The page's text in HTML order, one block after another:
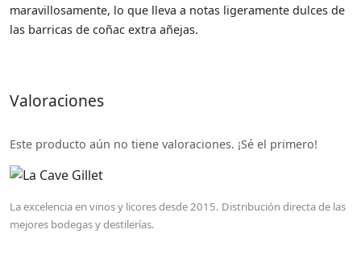
maravillosamente, lo que lleva a notas ligeramente dulces de
las barricas de coñac extra añejas.
Valoraciones
Este producto aún no tiene valoraciones. ¡Sé el primero!
La excelencia en vinos y licores desde 2015. Distribución directa de las
mejores bodegas y destilerías.